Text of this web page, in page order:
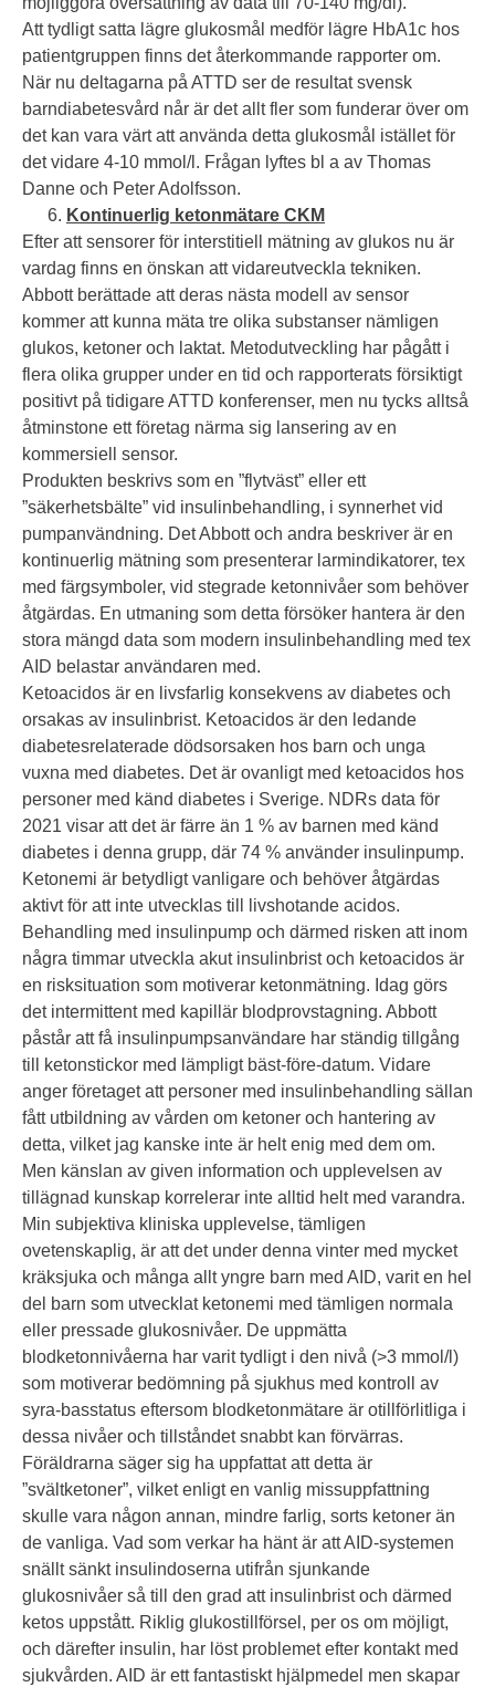
Att tydligt satta lägre glukosmål medför lägre HbA1c hos
patientgruppen finns det återkommande rapporter om.
När nu deltagarna på ATTD ser de resultat svensk
barndiabetesvård når är det allt fler som funderar över om
det kan vara värt att använda detta glukosmål istället för
det vidare 4-10 mmol/l. Frågan lyftes bl a av Thomas
Danne och Peter Adolfsson.
Kontinuerlig ketonmätare CKM
Efter att sensorer för interstitiell mätning av glukos nu är
vardag finns en önskan att vidareutveckla tekniken.
Abbott berättade att deras nästa modell av sensor
kommer att kunna mäta tre olika substanser nämligen
glukos, ketoner och laktat. Metodutveckling har pågått i
flera olika grupper under en tid och rapporterats försiktigt
positivt på tidigare ATTD konferenser, men nu tycks alltså
åtminstone ett företag närma sig lansering av en
kommersiell sensor.
Produkten beskrivs som en ”flytväst” eller ett
”säkerhetsbälte” vid insulinbehandling, i synnerhet vid
pumpanvändning. Det Abbott och andra beskriver är en
kontinuerlig mätning som presenterar larmindikatorer, tex
med färgsymboler, vid stegrade ketonnivåer som behöver
åtgärdas. En utmaning som detta försöker hantera är den
stora mängd data som modern insulinbehandling med tex
AID belastar användaren med.
Ketoacidos är en livsfarlig konsekvens av diabetes och
orsakas av insulinbrist. Ketoacidos är den ledande
diabetesrelaterade dödsorsaken hos barn och unga
vuxna med diabetes. Det är ovanligt med ketoacidos hos
personer med känd diabetes i Sverige. NDRs data för
2021 visar att det är färre än 1 % av barnen med känd
diabetes i denna grupp, där 74 % använder insulinpump.
Ketonemi är betydligt vanligare och behöver åtgärdas
aktivt för att inte utvecklas till livshotande acidos.
Behandling med insulinpump och därmed risken att inom
några timmar utveckla akut insulinbrist och ketoacidos är
en risksituation som motiverar ketonmätning. Idag görs
det intermittent med kapillär blodprovstagning. Abbott
påstår att få insulinpumpsanvändare har ständig tillgång
till ketonstickor med lämpligt bäst-före-datum. Vidare
anger företaget att personer med insulinbehandling sällan
fått utbildning av vården om ketoner och hantering av
detta, vilket jag kanske inte är helt enig med dem om.
Men känslan av given information och upplevelsen av
tillägnad kunskap korrelerar inte alltid helt med varandra.
Min subjektiva kliniska upplevelse, tämligen
ovetenskaplig, är att det under denna vinter med mycket
kräksjuka och många allt yngre barn med AID, varit en hel
del barn som utvecklat ketonemi med tämligen normala
eller pressade glukosnivåer. De uppmätta
blodketonnivåerna har varit tydligt i den nivå (>3 mmol/l)
som motiverar bedömning på sjukhus med kontroll av
syra-basstatus eftersom blodketonmätare är otillförlitliga i
dessa nivåer och tillståndet snabbt kan förvärras.
Föräldrarna säger sig ha uppfattat att detta är
”svältketoner”, vilket enligt en vanlig missuppfattning
skulle vara någon annan, mindre farlig, sorts ketoner än
de vanliga. Vad som verkar ha hänt är att AID-systemen
snällt sänkt insulindoserna utifrån sjunkande
glukosnivåer så till den grad att insulinbrist och därmed
ketos uppstått. Riklig glukostillförsel, per os om möjligt,
och därefter insulin, har löst problemet efter kontakt med
sjukvården. AID är ett fantastiskt hjälpmedel men skapar